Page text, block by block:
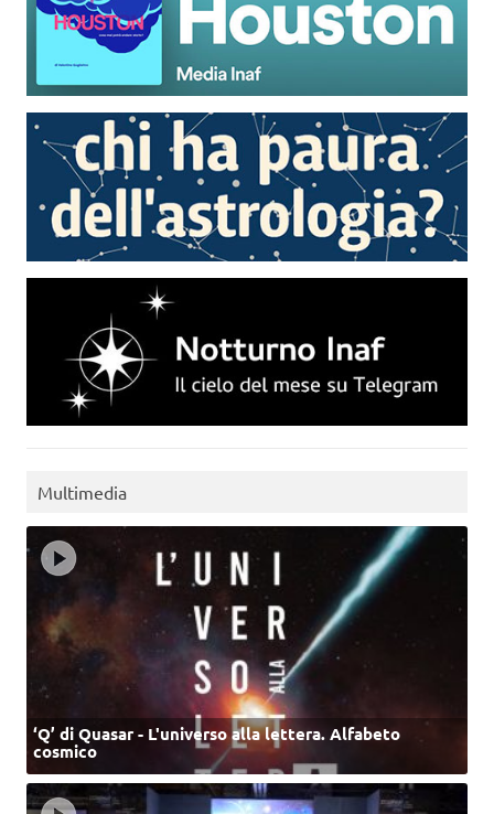
Multimedia
‘Q’ di Quasar - L'universo alla lettera. Alfabeto
cosmico